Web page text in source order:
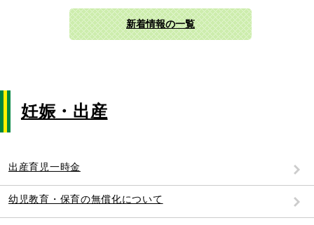
新着情報の一覧
妊娠・出産
出産育児一時金
幼児教育・保育の無償化について